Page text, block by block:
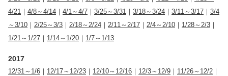
4/21 ｜ 4/8～4/14 ｜ 4/1～4/7 ｜ 3/25～3/31 ｜ 3/18～3/24 ｜ 3/11～3/17 ｜ 3/4
～3/10 ｜ 2/25～3/3 ｜ 2/18～2/24 ｜ 2/11～2/17 ｜ 2/4～2/10 ｜ 1/28～2/3 ｜
1/21～1/27 ｜ 1/14～1/20 ｜ 1/7～1/13
2017
12/31～1/6 ｜ 12/17～12/23 ｜ 12/10～12/16 ｜ 12/3～12/9 ｜ 11/26～12/2 ｜